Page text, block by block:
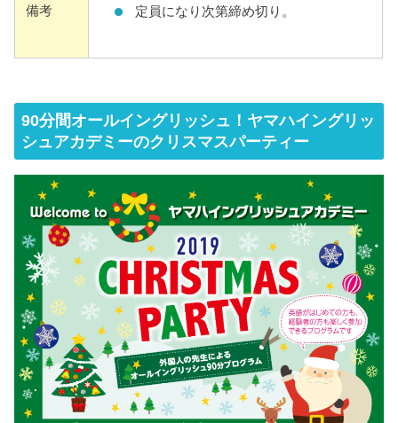
備考 定員になり次第締め切り。
90分間オールイングリッシュ！ヤマハイングリッ
シュアカデミーのクリスマスパーティー